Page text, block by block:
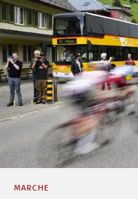
MARCHE